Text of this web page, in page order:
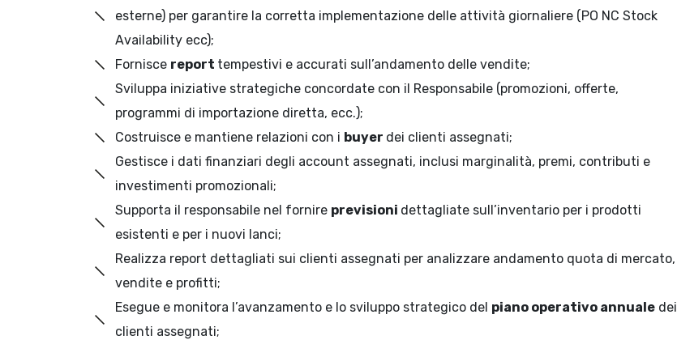
esterne) per garantire la corretta implementazione delle attività giornaliere (PO NC Stock
Availability ecc);
Fornisce report tempestivi e accurati sull’andamento delle vendite;
Sviluppa iniziative strategiche concordate con il Responsabile (promozioni, offerte,
programmi di importazione diretta, ecc.);
Costruisce e mantiene relazioni con i buyer dei clienti assegnati;
Gestisce i dati finanziari degli account assegnati, inclusi marginalità, premi, contributi e
investimenti promozionali;
Supporta il responsabile nel fornire previsioni dettagliate sull’inventario per i prodotti
esistenti e per i nuovi lanci;
Realizza report dettagliati sui clienti assegnati per analizzare andamento quota di mercato,
vendite e profitti;
Esegue e monitora l’avanzamento e lo sviluppo strategico del piano operativo annuale dei
clienti assegnati;